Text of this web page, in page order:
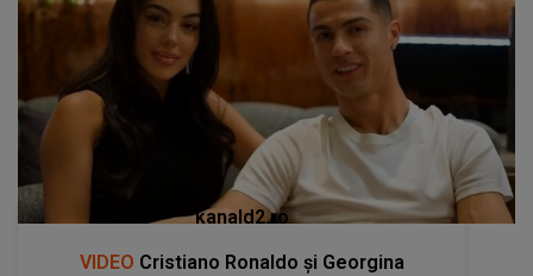
kanald2.ro
VIDEO Cristiano Ronaldo și Georgina